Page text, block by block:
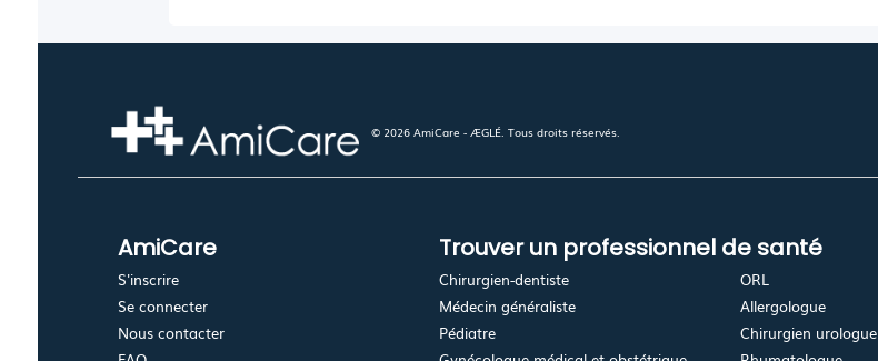
© 2026 AmiCare - ÆGLÉ. Tous droits réservés.
AmiCare
S'inscrire
Se connecter
Nous contacter
Trouver un professionnel de santé
Chirurgien-dentiste
Médecin généraliste
Pédiatre
ORL
Allergologue
Chirurgien urologue